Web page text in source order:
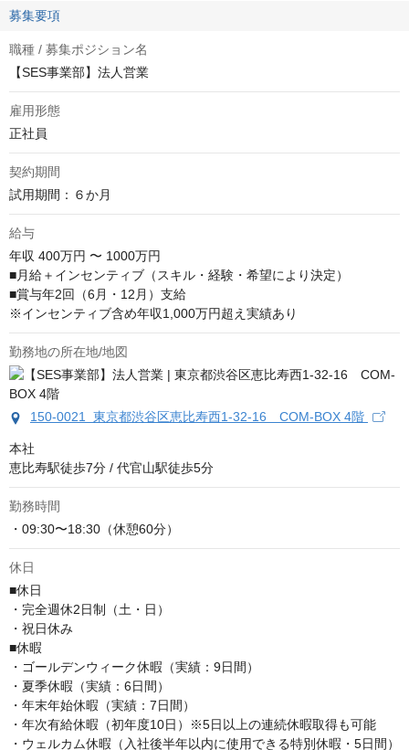
募集要項
職種 / 募集ポジション名
【SES事業部】法人営業
雇用形態
正社員
契約期間
試用期間：６か月
給与
年収 400万円 〜 1000万円
■月給＋インセンティブ（スキル・経験・希望により決定）
■賞与年2回（6月・12月）支給
※インセンティブ含め年収1,000万円超え実績あり
勤務地の所在地/地図
150-0021 東京都渋谷区恵比寿西1-32-16 COM-BOX 4階
本社
恵比寿駅徒歩7分 / 代官山駅徒歩5分
勤務時間
・09:30〜18:30（休憩60分）
休日
■休日
・完全週休2日制（土・日）
・祝日休み
■休暇
・ゴールデンウィーク休暇（実績：9日間）
・夏季休暇（実績：6日間）
・年末年始休暇（実績：7日間）
・年次有給休暇（初年度10日）※5日以上の連続休暇取得も可能
・ウェルカム休暇（入社後半年以内に使用できる特別休暇・5日間）